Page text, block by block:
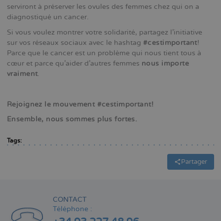
serviront à préserver les ovules des femmes chez qui on a
diagnostiqué un cancer.
Si vous voulez montrer votre solidarité, partagez l’initiative
sur vos réseaux sociaux avec le hashtag #cestimportant!
Parce que le cancer est un problème qui nous tient tous à
cœur et parce qu’aider d’autres femmes nous importe
vraiment.
Rejoignez le mouvement #cestimportant!
Ensemble, nous sommes plus fortes.
Tags:
Partager
CONTACT
Téléphone :